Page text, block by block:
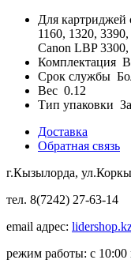
Для картриджей
1160, 1320,
Canon LBP 3300,
Комплектация В
Срок службы
Вес 0.12
Тип упаковки
Доставка
Обратная связь
г.Кызылорда,
тел. 8(7242) 27-63-14
email адрес:
режим работы: с 10:00